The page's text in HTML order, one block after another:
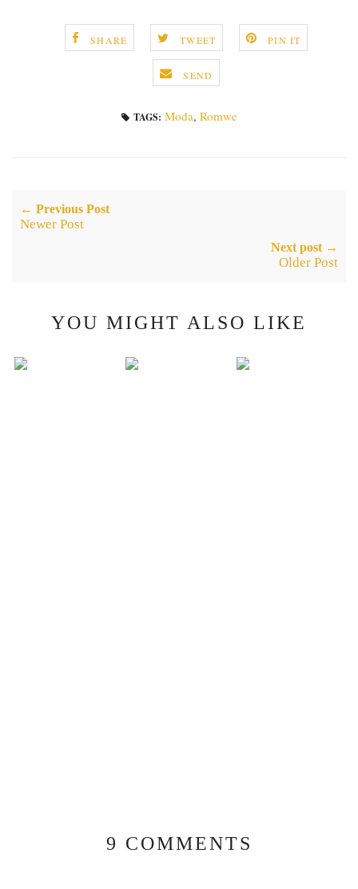
SHARE TWEET PIN IT
SEND
TAGS: Moda, Romwe
← Previous Post
Newer Post
Next post →
Older Post
YOU MIGHT ALSO LIKE
9 COMMENTS